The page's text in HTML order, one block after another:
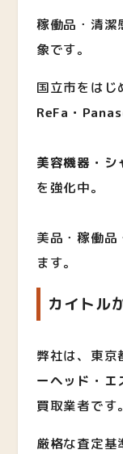
稼働品・清潔
象です。
国立市をはじ
ReFa・
美容機器・シ
を強化中。
美品・稼働品
ます。
カイトル
弊社は、東京
ーヘッド・エ
買取業者です。
厳格な査定基